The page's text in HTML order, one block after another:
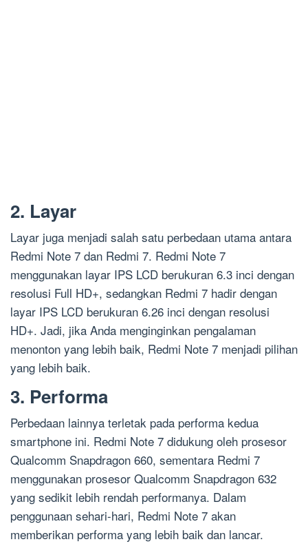
2. Layar
Layar juga menjadi salah satu perbedaan utama antara
Redmi Note 7 dan Redmi 7. Redmi Note 7
menggunakan layar IPS LCD berukuran 6.3 inci dengan
resolusi Full HD+, sedangkan Redmi 7 hadir dengan
layar IPS LCD berukuran 6.26 inci dengan resolusi
HD+. Jadi, jika Anda menginginkan pengalaman
menonton yang lebih baik, Redmi Note 7 menjadi pilihan
yang lebih baik.
3. Performa
Perbedaan lainnya terletak pada performa kedua
smartphone ini. Redmi Note 7 didukung oleh prosesor
Qualcomm Snapdragon 660, sementara Redmi 7
menggunakan prosesor Qualcomm Snapdragon 632
yang sedikit lebih rendah performanya. Dalam
penggunaan sehari-hari, Redmi Note 7 akan
memberikan performa yang lebih baik dan lancar.